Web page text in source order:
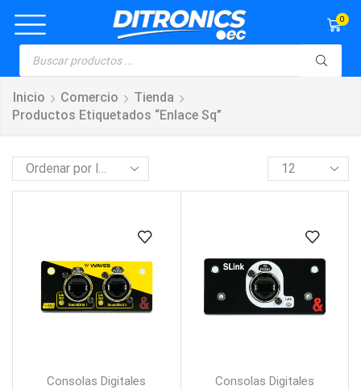
0
Inicio Comercio
Tienda
Productos Etiquetados “enlace Sq”
Consolas Digitales
Consolas Digitales